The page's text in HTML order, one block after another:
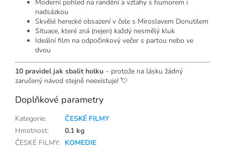
Moderní pohled na randění a vztahy s humorem i
nadsázkou
Skvělé herecké obsazení v čele s Miroslavem Donutilem
Situace, které zná (nejen) každý nesmělý kluk
Ideální film na odpočinkový večer s partou nebo ve
dvou
10 pravidel jak sbalit holku – protože na lásku žádný
zaručený návod stejně neexistuje! 💘
Doplňkové parametry
Kategorie:
ČESKÉ FILMY
Hmotnost:
0.1 kg
ČESKÉ FILMY: KOMEDIE